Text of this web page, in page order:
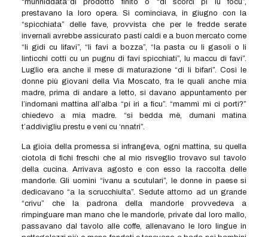
“munniddata”di prodotto finito o “di scorci pi lu focu”,
prestavano la loro opera. Si cominciava, in giugno con la
“spicchiata” delle fave, provvista che per le fredde serate
invernali avrebbe assicurato pasti caldi e a buon mercato come
“li gidi cu lifavi”, “li favi a bozza”, “la pasta cu li gasoli o li
linticchi cotti cu un pugnu di favi spicchiati”, lu maccu di favi”.
Luglio era anche il mese di maturazione “di li bifari”. Così le
donne più giovani della Via Moscato, fra le quali anche mia
madre, prima di andare a letto, si davano appuntamento per
l’indomani mattina all’alba “pi iri a ficu”. “mammì mi ci porti?”
chiedevo a mia madre. “si bedda mè, dumani matina
t’addivigliu prestu e veni cu ‘nnatri”.
La gioia della promessa si infrangeva, ogni mattina, su quella
ciotola di fichi freschi che al mio risveglio trovavo sul tavolo
della cucina. Arrivava agosto e con esso la raccolta delle
mandorle. Gli uomini “ivanu a scutulari”, le donne in paese si
dedicavano “a la scrucchiulta”. Sedute attorno ad un grande
“crivu” che la padrona della mandorle provvedeva a
rimpinguare man mano che le mandorle, private dal loro mallo,
passavano dal tavolo alle coffe, allenavano le loro lingue in